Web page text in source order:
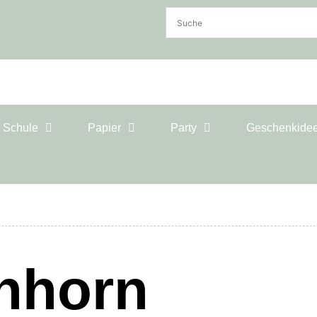
Schule Papier Party